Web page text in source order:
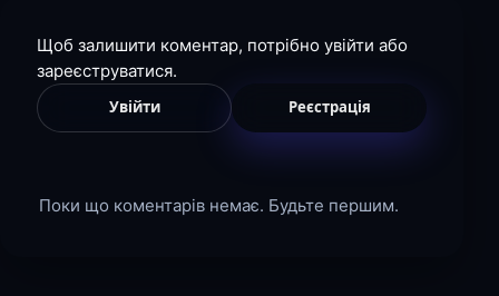
Щоб залишити коментар, потрібно увійти або
зареєструватися.
Увійти Реєстрація
Поки що коментарів немає. Будьте першим.